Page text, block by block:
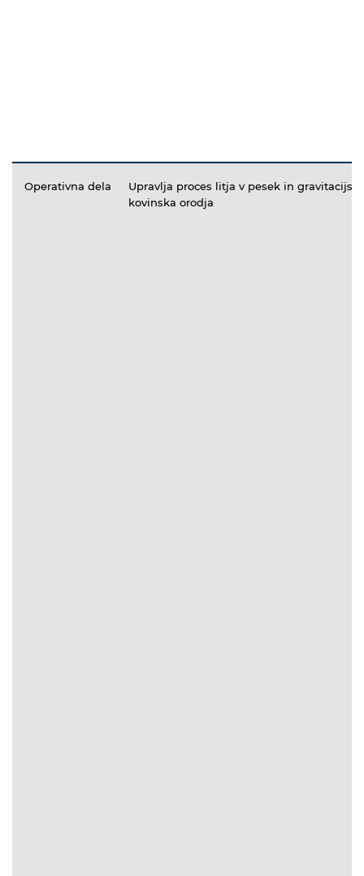
Operativna dela
Upravlja proces litja v pesek in
kovinska orodja